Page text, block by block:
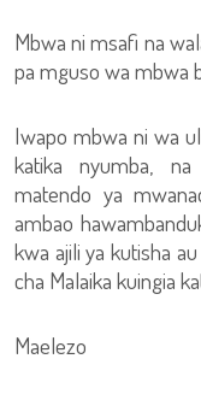
Mbwa ni msafi na
pa mguso wa mbwa
Iwapo mbwa ni wa
katika nyumba, na
matendo ya
ambao
kwa ajili ya kutisha
cha Malaika kuingia
Maelezo